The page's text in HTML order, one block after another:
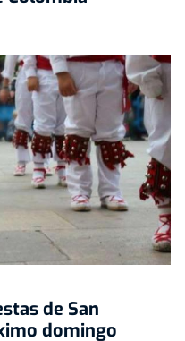
de San
domingo